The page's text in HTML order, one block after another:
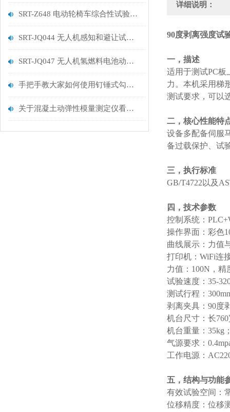
SRT-Z648 电动轮椅车综合性试验机的简单介绍
SRT-JQ044 无人机感知和避让试验机的简单介绍
SRT-JQ047 无人机氢燃料电池动力系统试验机用途有哪些 符合标准
手把手教大家如何使用钉锤式勾丝性测试机
关于混凝土动弹性模量测定仪看这一篇就够了
详细说明：
90度剥离强度试
一，描述
适用于测试PC
力。本机采用梯
测试要求，可以
二，核心性能特
设备多配备伺服
备过载保护、试
三，执行标准
GB/T4722以及
四，技术参数
控制系统：
操作界面：彩色
曲线展示：力值
打印机：WiFi连
力值：100N，精
试验速度：35-
测试行程：
剥离夹具：90度
机台尺寸：长
机台重量：35kg
气源要求：
工作电源：
五，结构与功能
有效试验空间‌：
位移精度‌：位移